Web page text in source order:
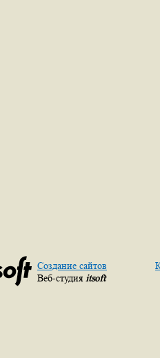
Создание сайтов
Веб-студия itsoft